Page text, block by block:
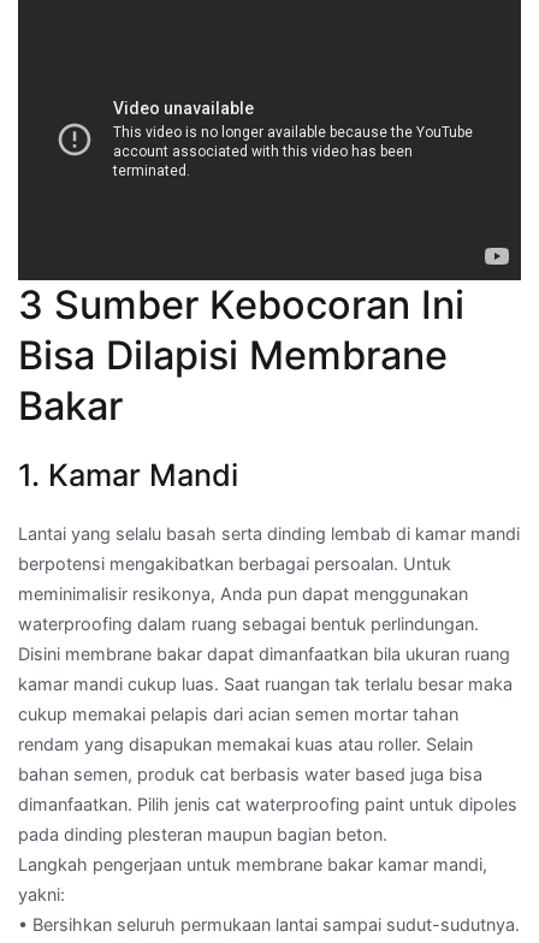
3 Sumber Kebocoran Ini
Bisa Dilapisi Membrane
Bakar
1. Kamar Mandi
Lantai yang selalu basah serta dinding lembab di kamar mandi
berpotensi mengakibatkan berbagai persoalan. Untuk
meminimalisir resikonya, Anda pun dapat menggunakan
waterproofing dalam ruang sebagai bentuk perlindungan.
Disini membrane bakar dapat dimanfaatkan bila ukuran ruang
kamar mandi cukup luas. Saat ruangan tak terlalu besar maka
cukup memakai pelapis dari acian semen mortar tahan
rendam yang disapukan memakai kuas atau roller. Selain
bahan semen, produk cat berbasis water based juga bisa
dimanfaatkan. Pilih jenis cat waterproofing paint untuk dipoles
pada dinding plesteran maupun bagian beton.
Langkah pengerjaan untuk membrane bakar kamar mandi,
yakni:
• Bersihkan seluruh permukaan lantai sampai sudut-sudutnya.